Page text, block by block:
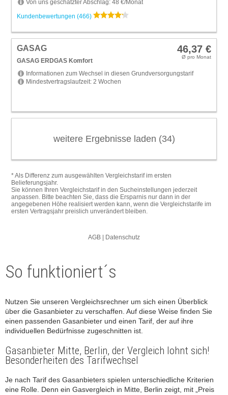
So funktioniert´s
Nutzen Sie unseren Vergleichsrechner um sich einen Überblick
über die Gasanbieter zu verschaffen. Auf diese Weise finden Sie
einen passenden Gasanbieter und einen Tarif, der auf ihre
individuellen Bedürfnisse zugeschnitten ist.
Gasanbieter Mitte, Berlin, der Vergleich lohnt sich!
Besonderheiten des Tarifwechsel
Je nach Tarif des Gasanbieters spielen unterschiedliche Kriterien
eine Rolle. Denn ein Gasvergleich in Mitte, Berlin zeigt, mit „Preis